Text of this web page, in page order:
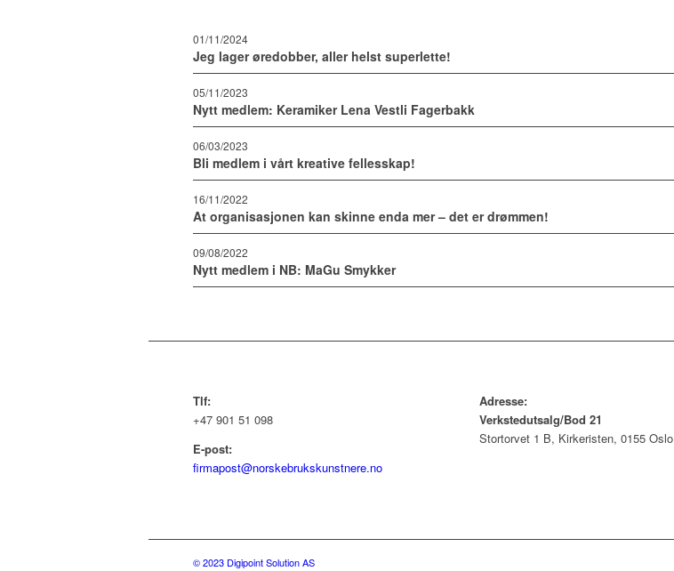
01/11/2024
Jeg lager øredobber, aller helst superlette!
05/11/2023
Nytt medlem: Keramiker Lena Vestli Fagerbakk
06/03/2023
Bli medlem i vårt kreative fellesskap!
16/11/2022
At organisasjonen kan skinne enda mer – det er drømmen!
09/08/2022
Nytt medlem i NB: MaGu Smykker
Tlf:
+47 901 51 098
E-post:
firmapost@norskebrukskunstnere.no
Adresse:
Verkstedutsalg/Bod 21
Stortorvet 1 B, Kirkeristen, 0155 Oslo
© 2023 Digipoint Solution AS